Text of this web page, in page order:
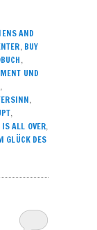
AND
, BUY
,
UND
,
,
,
ALL OVER,
GLÜCK DES